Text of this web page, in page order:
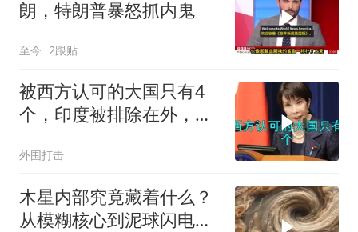
朗，特朗普暴怒抓内鬼
至今 2跟贴
被西方认可的大国只有4
个，印度被排除在外，为
外围打击
木星内部究竟藏着什么？
从模糊核心到泥球闪电，